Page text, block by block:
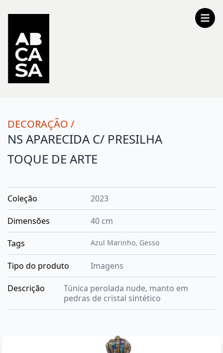
DECORAÇÃO /
NS APARECIDA C/ PRESILHA
TOQUE DE ARTE
Coleção 2023
Dimensões 40 cm
Tags Azul Marinho, Gesso
Tipo do produto Imagens
Descrição
Túnica perolada nude, manto em
pedras de cristal sintético